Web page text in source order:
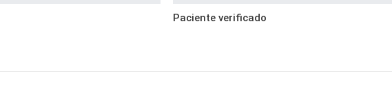
Paciente verificado